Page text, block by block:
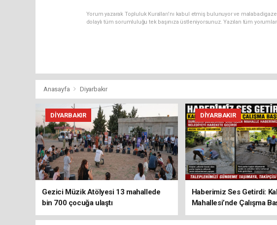
Yorum yazarak Topluluk Kuralları’nı kabul etmiş bulunuyor ve
dolaylı tüm sorumluluğu tek başınıza üstleniyorsunuz. Yazılan tüm
Anasayfa Diyarbakır
DIYARBAKIR
Gezici Müzik Atölyesi 13 mahallede
bin 700 çocuğa ulaştı
DIYARBAKIR
Haberimiz Ses Getirdi:
Mahallesi’nde Çalışma